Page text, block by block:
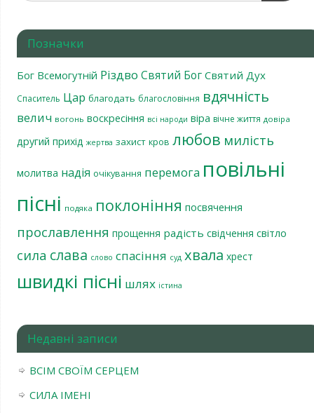
Позначки
Бог Всемогутній Різдво Святий Бог Святий Дух
Спаситель Цар благодать благословіння вдячність
велич вогонь воскресіння всі народи віра вічне життя довіра
другий прихід жертва захист кров любов милість
молитва надія очікування перемога повільні
пісні подяка поклоніння посвячення
прославлення прощення радість свідчення світло
сила слава слово спасіння суд хвала хрест
швидкі пісні шлях істина
Недавні записи
ВСІМ СВОЇМ СЕРЦЕМ
СИЛА ІМЕНІ